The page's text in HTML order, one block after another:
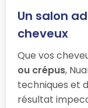
Un salon
cheveux
Que vos
ou crépus,
techniques et
résultat